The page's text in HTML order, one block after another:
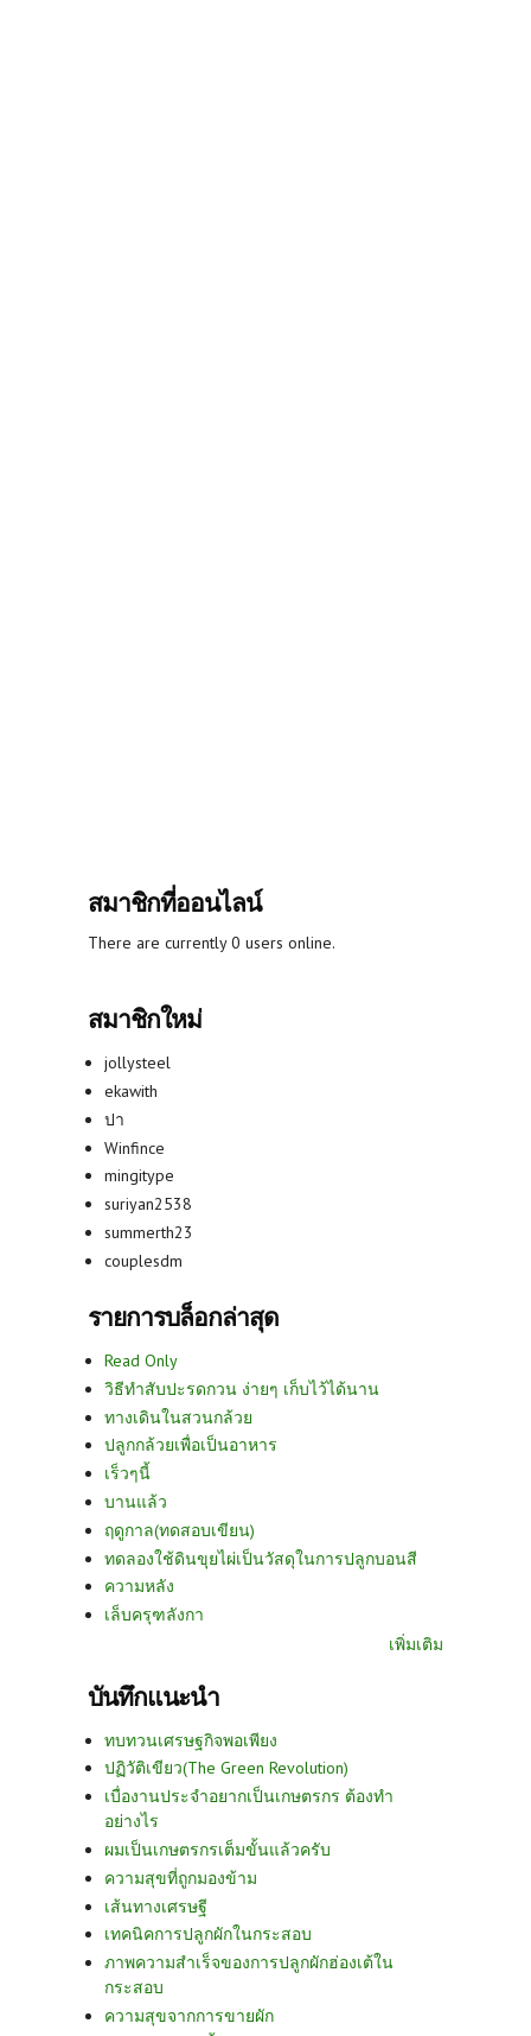
สมาชิกที่ออนไลน์
There are currently 0 users online.
สมาชิกใหม่
jollysteel
ekawith
ปา
Winfince
mingitype
suriyan2538
summerth23
couplesdm
รายการบล็อกล่าสุด
Read Only
วิธีทำสับปะรดกวน ง่ายๆ เก็บไว้ได้นาน
ทางเดินในสวนกล้วย
ปลูกกล้วยเพื่อเป็นอาหาร
เร็วๆนี้
บานแล้ว
ฤดูกาล(ทดสอบเขียน)
ทดลองใช้ดินขุยไผ่เป็นวัสดุในการปลูกบอนสี
ความหลัง
เล็บครุฑลังกา
เพิ่มเติม
บันทึกแนะนำ
ทบทวนเศรษฐกิจพอเพียง
ปฏิวัติเขียว(The Green Revolution)
เบื่องานประจำอยากเป็นเกษตรกร ต้องทำ
อย่างไร
ผมเป็นเกษตรกรเต็มขั้นแล้วครับ
ความสุขที่ถูกมองข้าม
เส้นทางเศรษฐี
เทคนิคการปลูกผักในกระสอบ
ภาพความสำเร็จของการปลูกผักฮ่องเต้ใน
กระสอบ
ความสุขจากการขายผัก